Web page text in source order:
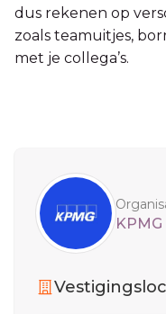
dus rekenen op
zoals teamuitjes,
met je collega’s.
KPMG